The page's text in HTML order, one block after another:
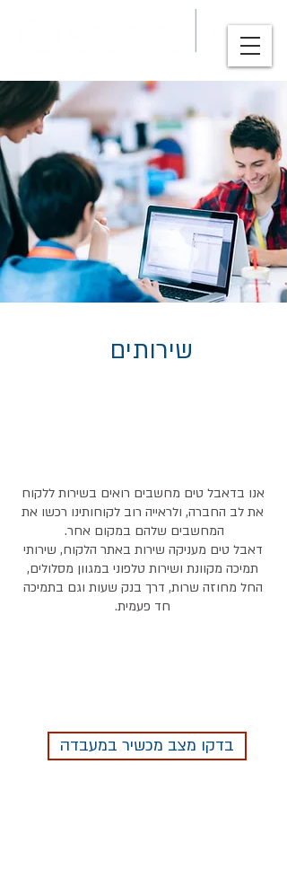
שירותים
אנו בדאבל טים מחשבים רואים בשירות ללקוח
את לב החברה, ולראייה רוב לקוחותינו רכשו את
המחשבים שלהם במקום אחר.
דאבל טים מעניקה שירות באתר הלקוח, שירותי
תמיכה מקוונת ושירות טלפוני במגוון מסלולים,
החל מחוזה שרות, דרך בנק שעות וגם בתמיכה
חד פעמית.
בדקו מצב מכשיר במעבדה